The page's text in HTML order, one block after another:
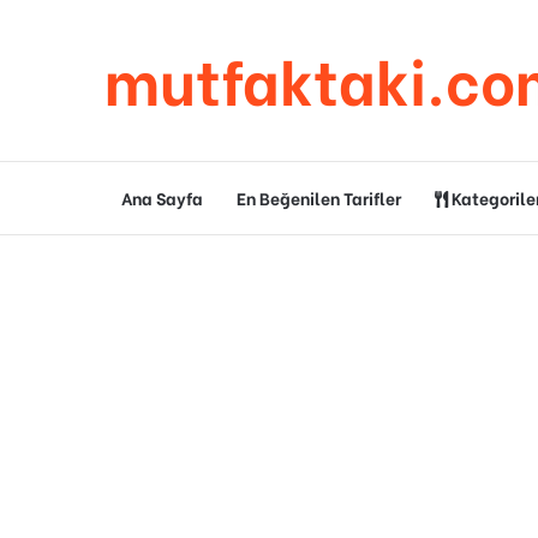
Ana Sayfa En Beğenilen Tarifler